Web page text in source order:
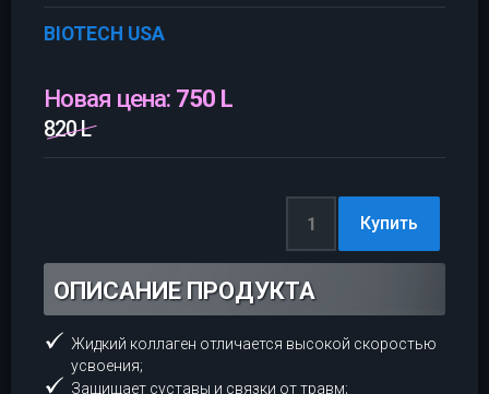
BIOTECH USA
Новая цена: 750 L
820 L
ОПИСАНИЕ ПРОДУКТА
Жидкий коллаген отличается высокой скоростью
усвоения;
Защищает суставы и связки от травм;